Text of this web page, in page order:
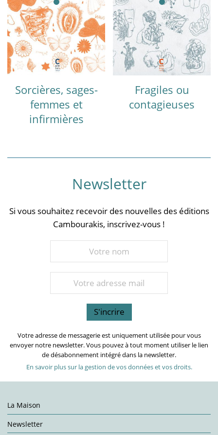
Sorcières, sages-
femmes et
infirmières
Fragiles ou
contagieuses
Newsletter
Si vous souhaitez recevoir des nouvelles des éditions
Cambourakis, inscrivez-vous !
Votre adresse de messagerie est uniquement utilisée pour vous
envoyer notre newsletter. Vous pouvez à tout moment utiliser le lien
de désabonnement intégré dans la newsletter.
En savoir plus sur la gestion de vos données et vos droits.
La Maison
Newsletter